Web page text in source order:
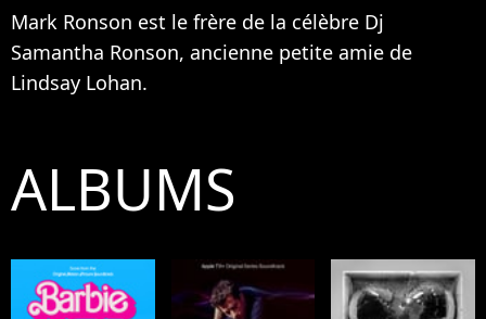
Mark Ronson est le frère de la célèbre Dj
Samantha Ronson, ancienne petite amie de
Lindsay Lohan.
ALBUMS